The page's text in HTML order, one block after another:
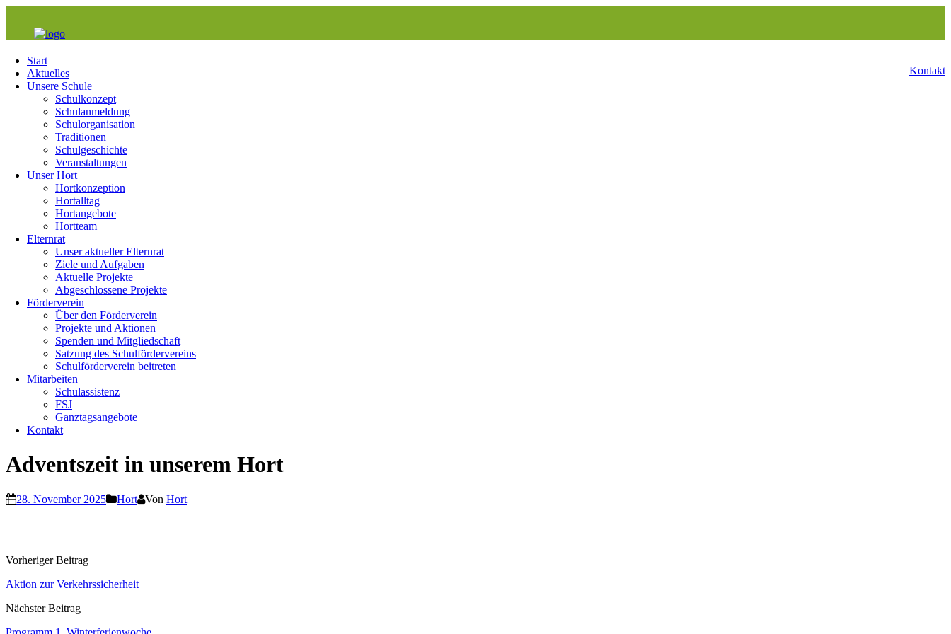
Kontakt
Start
Aktuelles
Unsere Schule
Schulkonzept
Schulanmeldung
Schulorganisation
Traditionen
Schulgeschichte
Veranstaltungen
Unser Hort
Hortkonzeption
Hortalltag
Hortangebote
Hortteam
Elternrat
Unser aktueller Elternrat
Ziele und Aufgaben
Aktuelle Projekte
Abgeschlossene Projekte
Förderverein
Über den Förderverein
Projekte und Aktionen
Spenden und Mitgliedschaft
Satzung des Schulfördervereins
Schulförderverein beitreten
Mitarbeiten
Schulassistenz
FSJ
Ganztagsangebote
Kontakt
Adventszeit in unserem Hort
28. November 2025 Hort Von Hort
Vorheriger Beitrag
Aktion zur Verkehrssicherheit
Nächster Beitrag